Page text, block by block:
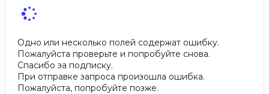
Одно или несколько полей содержат ошибку.
Пожалуйста проверьте и попробуйте снова.
Спасибо за подписку.
При отправке запроса произошла ошибка.
Пожалуйста, попробуйте позже.